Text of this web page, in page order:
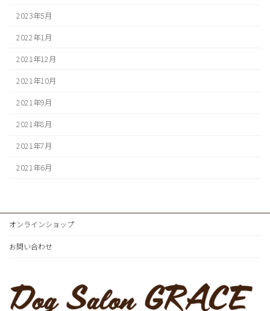
2023年5月
2022年1月
2021年12月
2021年10月
2021年9月
2021年8月
2021年7月
2021年6月
オンラインショップ
お問い合わせ